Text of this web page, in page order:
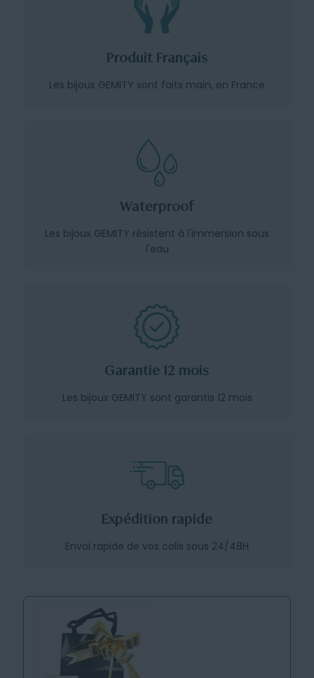
Produit Français
Les bijoux GEMITY sont faits main, en France
Waterproof
Les bijoux GEMITY résistent à l'immersion sous
l'eau
Garantie 12 mois
Les bijoux GEMITY sont garantis 12 mois
Expédition rapide
Envoi rapide de vos colis sous 24/48H